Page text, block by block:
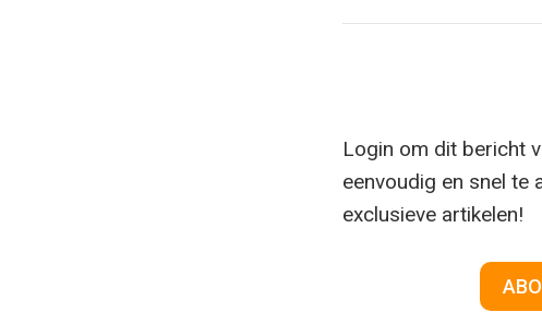
Login om dit bericht
eenvoudig en snel te
exclusieve artikelen!